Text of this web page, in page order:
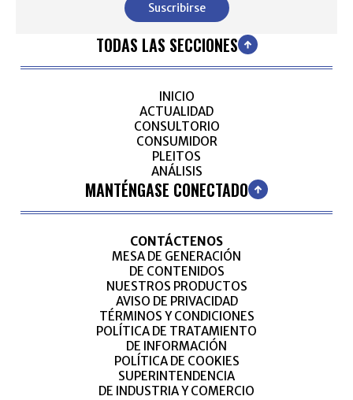
Suscribirse
TODAS LAS SECCIONES
INICIO
ACTUALIDAD
CONSULTORIO
CONSUMIDOR
PLEITOS
ANÁLISIS
MANTÉNGASE CONECTADO
CONTÁCTENOS
MESA DE GENERACIÓN
DE CONTENIDOS
NUESTROS PRODUCTOS
AVISO DE PRIVACIDAD
TÉRMINOS Y CONDICIONES
POLÍTICA DE TRATAMIENTO
DE INFORMACIÓN
POLÍTICA DE COOKIES
SUPERINTENDENCIA
DE INDUSTRIA Y COMERCIO